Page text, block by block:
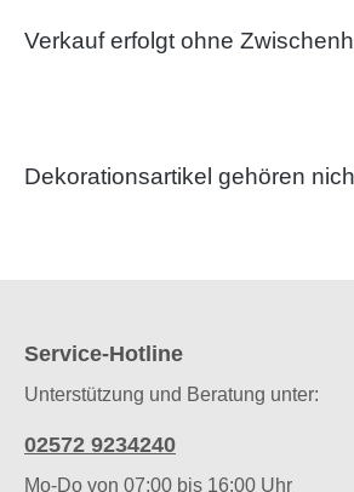
Verkauf erfolgt ohne
Dekorationsartikel gehören
Service-Hotline
Unterstützung und Beratung unter:
02572 9234240
Mo-Do von 07:00 bis 16:00 Uhr